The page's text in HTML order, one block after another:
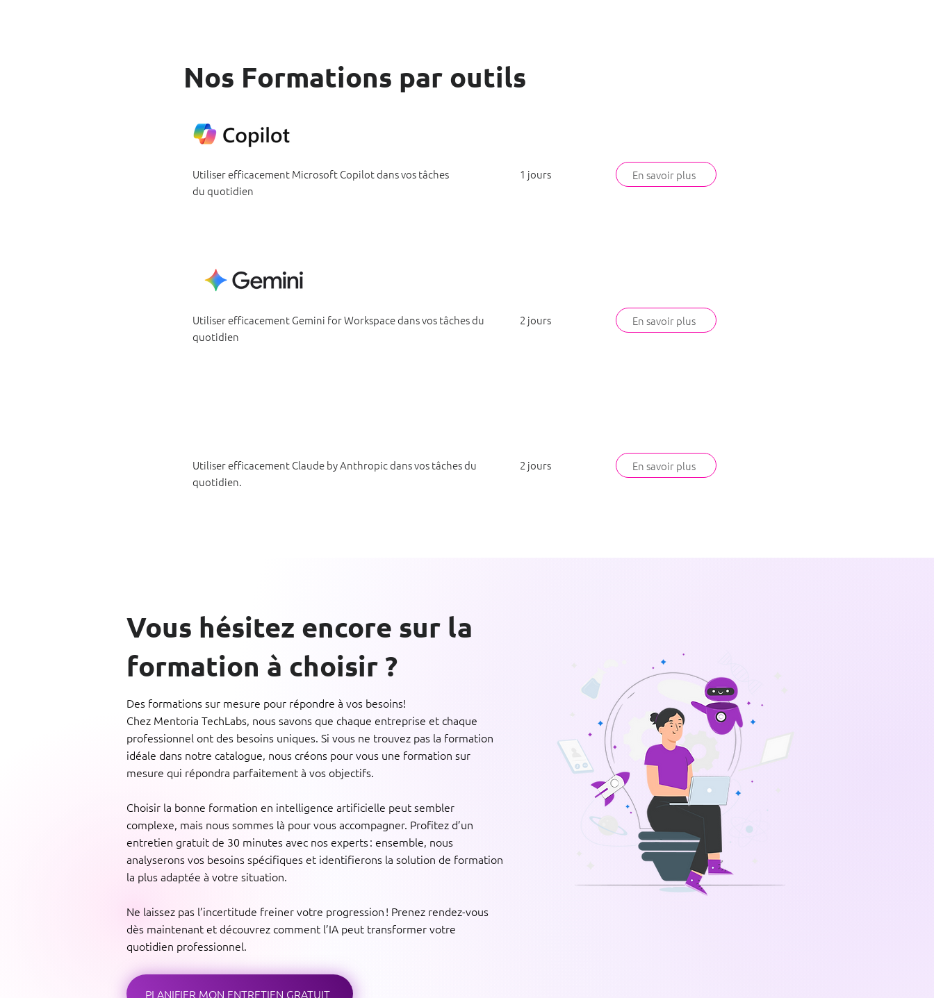
Nos Formations par outils
Utiliser efficacement Microsoft Copilot dans vos tâches
du quotidien
1 jours En savoir plus
Utiliser efficacement Gemini for Workspace dans vos tâches du
quotidien
2 jours En savoir plus
Utiliser efficacement Claude by Anthropic dans vos tâches du
quotidien.
2 jours En savoir plus
Vous hésitez encore sur la
formation à choisir ?
Des formations sur mesure pour répondre à vos besoins!
Chez Mentoria TechLabs, nous savons que chaque entreprise et chaque
professionnel ont des besoins uniques. Si vous ne trouvez pas la formation
idéale dans notre catalogue, nous créons pour vous une formation sur
mesure qui répondra parfaitement à vos objectifs.
Choisir la bonne formation en intelligence artificielle peut sembler
complexe, mais nous sommes là pour vous accompagner. Profitez d’un
entretien gratuit de 30 minutes avec nos experts : ensemble, nous
analyserons vos besoins spécifiques et identifierons la solution de formation
la plus adaptée à votre situation.
Ne laissez pas l’incertitude freiner votre progression ! Prenez rendez-vous
dès maintenant et découvrez comment l’IA peut transformer votre
quotidien professionnel.
PLANIFIER MON ENTRETIEN GRATUIT